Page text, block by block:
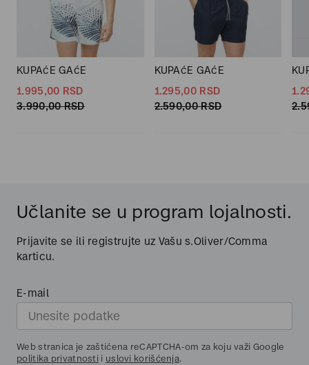
KUPAćE GAćE
1.995,00 RSD
3.990,00 RSD
KUPAćE GAćE
1.295,00 RSD
2.590,00 RSD
Učlanite se u program lojalnosti.
Prijavite se ili registrujte uz Vašu s.Oliver/Comma
karticu.
E-mail
Web stranica je zaštićena reCAPTCHA-om za koju važi Google
politika privatnosti i uslovi korišćenja.